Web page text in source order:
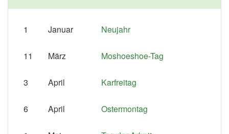
1 Januar Neujahr
11 März Moshoeshoe-Tag
3 April Karfreitag
6 April Ostermontag